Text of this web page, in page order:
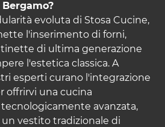
evoluta di Stosa Cucine,
l'inserimento di forni,
di ultima generazione
l'estetica classica. A
esperti curano l'integrazione
offrirvi una cucina
avanzata,
vestito tradizionale di